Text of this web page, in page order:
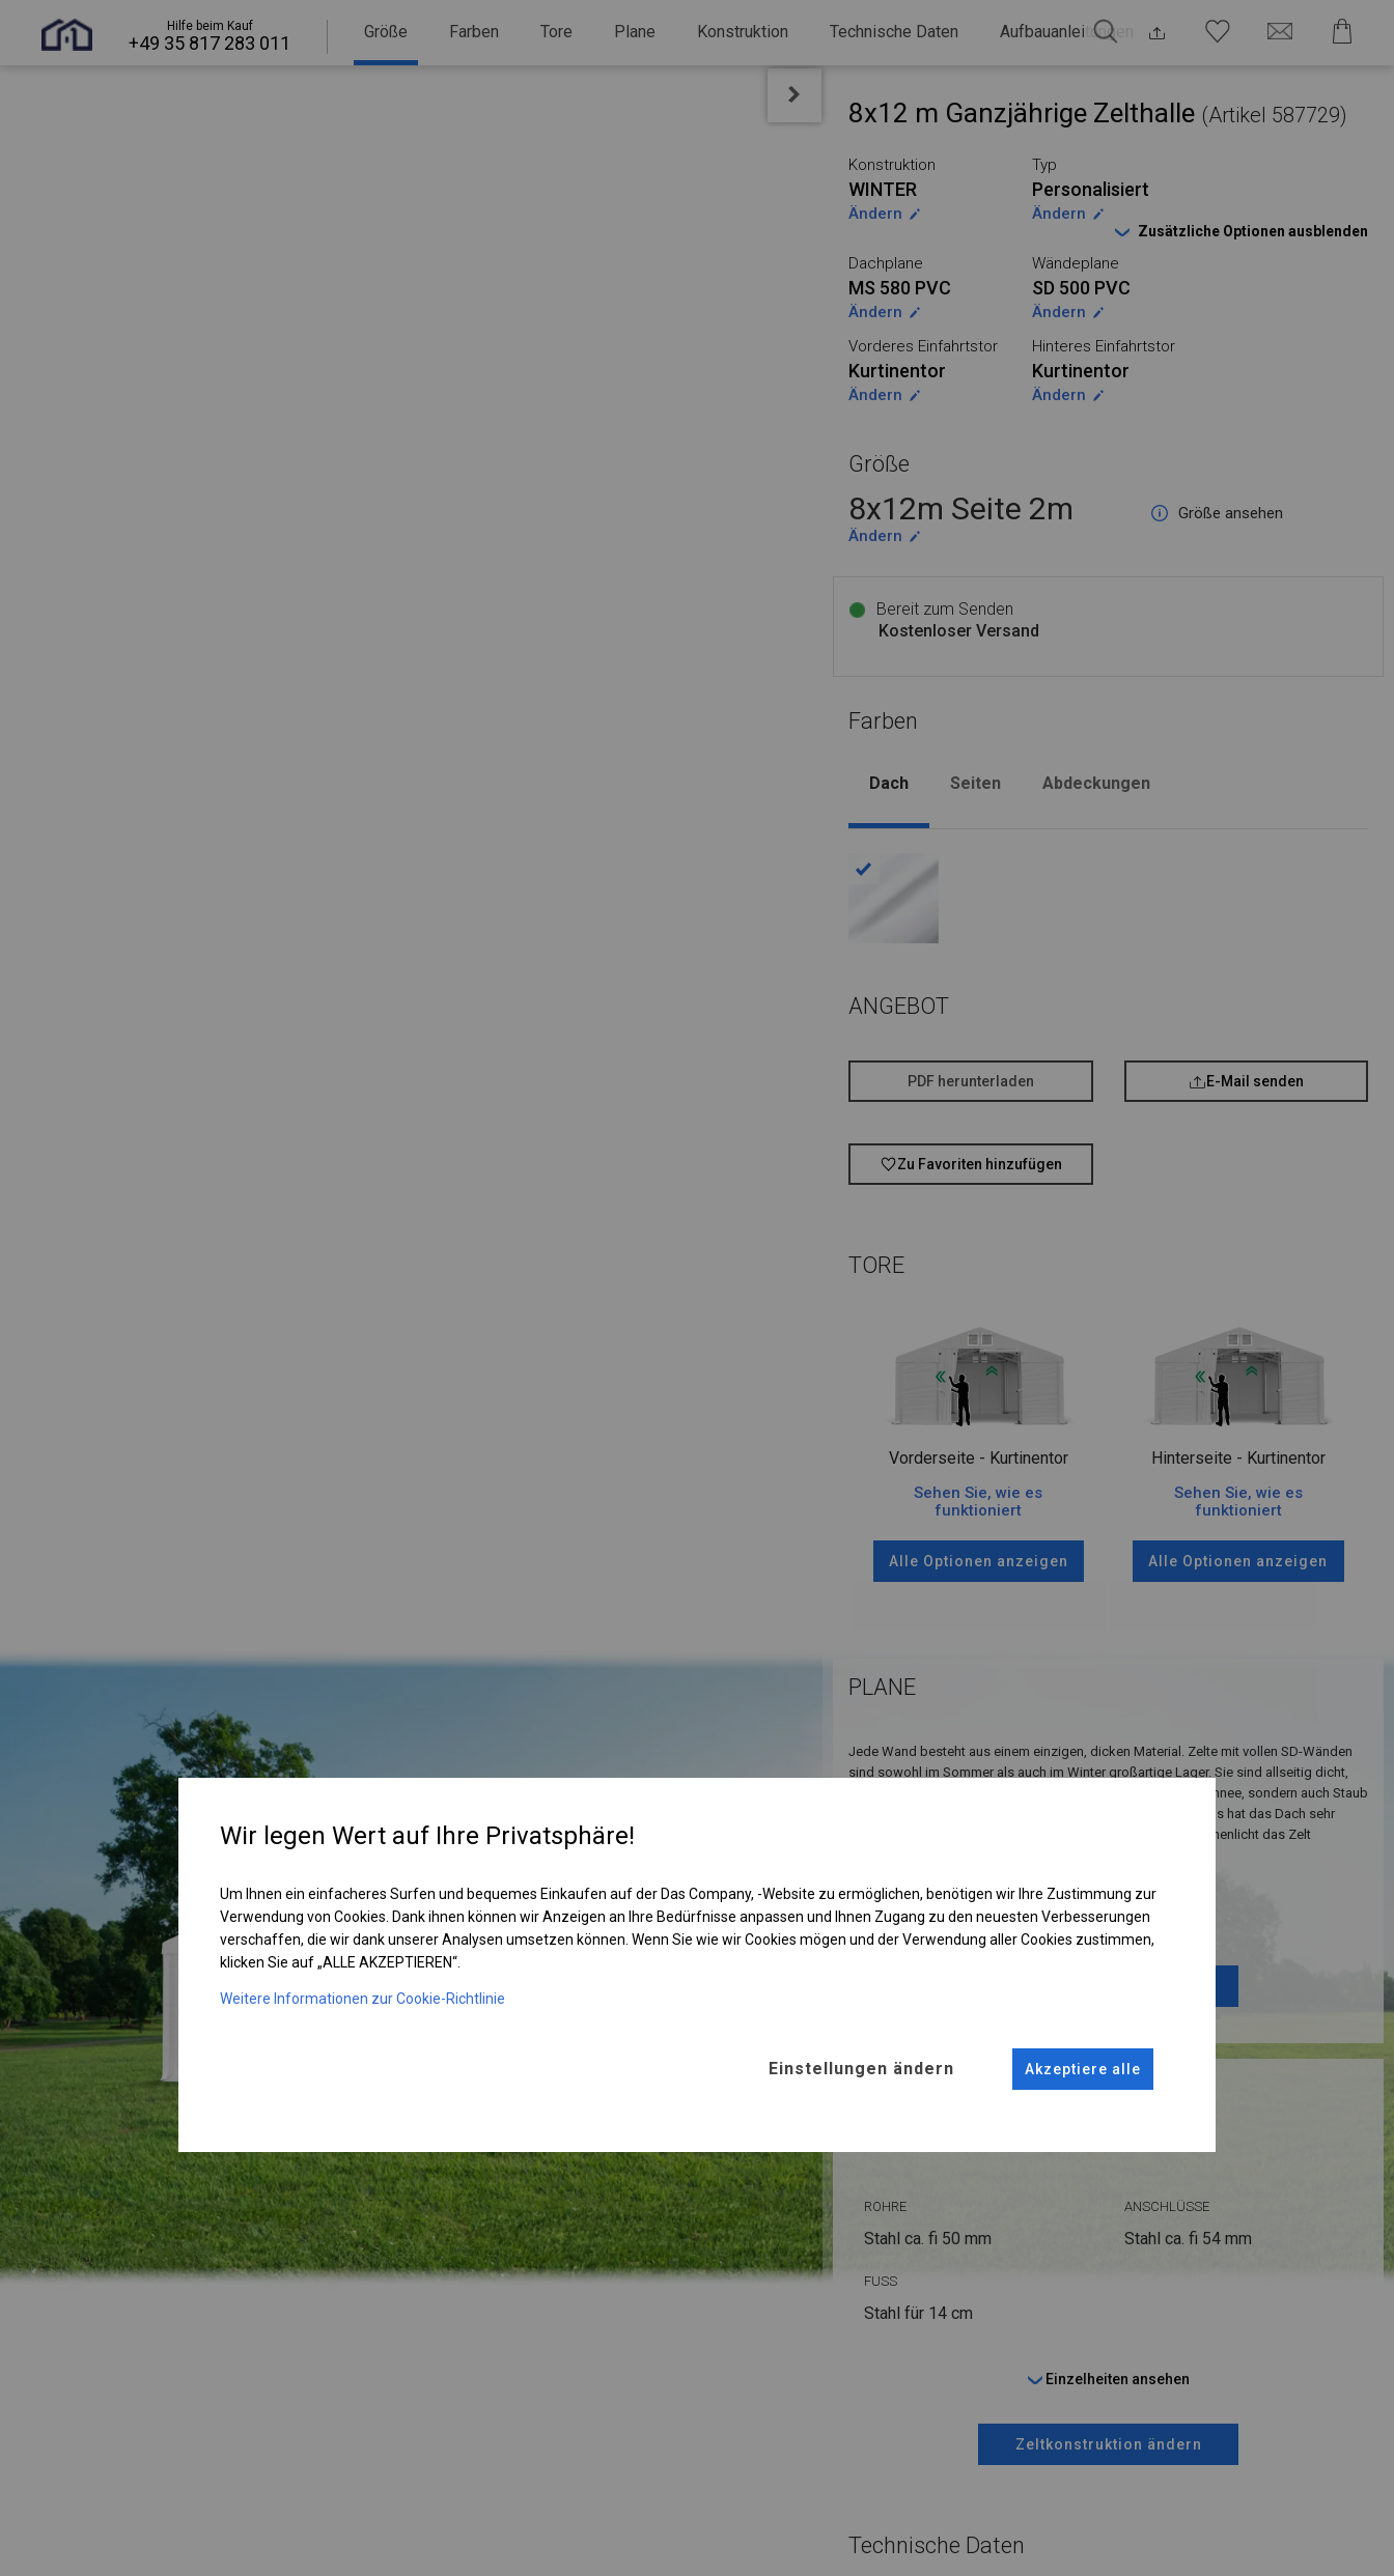
Hilfe beim Kauf
+49 35 817 283 011
Größe Farben Tore Plane Konstruktion Technische Daten Aufbauanleitungen
8x12 m Ganzjährige Zelthalle (Artikel 587729)
Konstruktion
WINTER
Ändern
Typ
Personalisiert
Ändern
Zusätzliche Optionen ausblenden
Dachplane
MS 580 PVC
Ändern
Wändeplane
SD 500 PVC
Ändern
Vorderes Einfahrtstor
Kurtinentor
Ändern
Hinteres Einfahrtstor
Kurtinentor
Ändern
Größe
8x12m Seite 2m
Größe ansehen
Ändern
Bereit zum Senden
Kostenloser Versand
Farben
Dach Seiten Abdeckungen
ANGEBOT
PDF herunterladen E-Mail senden
Zu Favoriten hinzufügen
TORE
Vorderseite - Kurtinentor
Sehen Sie, wie es
funktioniert
Alle Optionen anzeigen
Hinterseite - Kurtinentor
Sehen Sie, wie es
funktioniert
Alle Optionen anzeigen
PLANE
Jede Wand besteht aus einem einzigen, dicken Material. Zelte mit vollen SD-Wänden
sind sowohl im Sommer als auch im Winter großartige Lager. Sie sind allseitig dicht,
sodass Sie sicher sein können, dass nicht nur Regen oder Schnee, sondern auch Staub
und andere Verunreinigungen nicht hineinfallen. Darüber hinaus hat das Dach sehr
große, vollständig transparente Fenster, dank denen das Sonnenlicht das Zelt
Einzelheiten ansehen
KONSTRUKTION
ROHRE
Stahl ca. fi 50 mm
ANSCHLÜSSE
Stahl ca. fi 54 mm
FUSS
Stahl für 14 cm
Einzelheiten ansehen
Zeltkonstruktion ändern
Technische Daten
Wir legen Wert auf Ihre Privatsphäre!
Um Ihnen ein einfacheres Surfen und bequemes Einkaufen auf der Das Company, -Website zu ermöglichen, benötigen wir Ihre Zustimmung zur
Verwendung von Cookies. Dank ihnen können wir Anzeigen an Ihre Bedürfnisse anpassen und Ihnen Zugang zu den neuesten Verbesserungen
verschaffen, die wir dank unserer Analysen umsetzen können. Wenn Sie wie wir Cookies mögen und der Verwendung aller Cookies zustimmen,
klicken Sie auf „ALLE AKZEPTIEREN“.
Weitere Informationen zur Cookie-Richtlinie
Einstellungen ändern Akzeptiere alle